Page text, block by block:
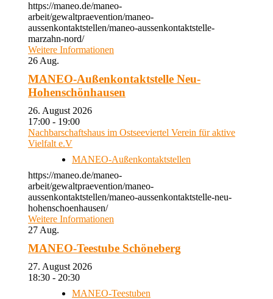
https://maneo.de/maneo-
arbeit/gewaltpraevention/maneo-
aussenkontaktstellen/maneo-aussenkontaktstelle-
marzahn-nord/
Weitere Informationen
26 Aug.
MANEO-Außenkontaktstelle Neu-
Hohenschönhausen
26. August 2026
17:00 - 19:00
Nachbarschaftshaus im Ostseeviertel Verein für aktive
Vielfalt e.V
MANEO-Außenkontaktstellen
https://maneo.de/maneo-
arbeit/gewaltpraevention/maneo-
aussenkontaktstellen/maneo-aussenkontaktstelle-neu-
hohenschoenhausen/
Weitere Informationen
27 Aug.
MANEO-Teestube Schöneberg
27. August 2026
18:30 - 20:30
MANEO-Teestuben